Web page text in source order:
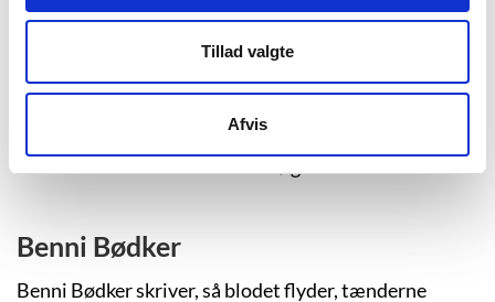
Tillad valgte
Afvis
fantastiske.
Jacob Weinreich
Kæderne rasler og bandagerne blafrer, mens uhyggen
Benni Bødker
Benni Bødker skriver, så blodet flyder, tænderne